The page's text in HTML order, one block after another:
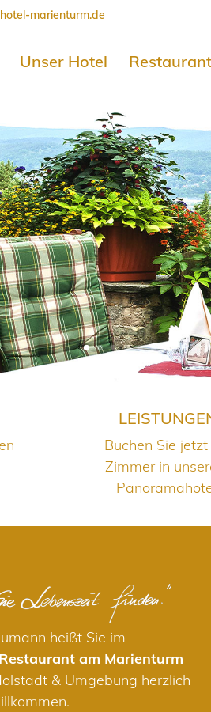
marienturm.de
Unser Hotel Restaurant
Buchen Sie jetzt
Zimmer in
heißt Sie im
am Marienturm
& Umgebung herzlich